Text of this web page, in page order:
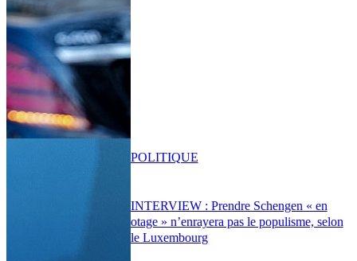
INTERVIEW : Prendre Schengen « en
otage » n’enrayera pas le populisme, selon
le Luxembourg
POLITIQUE